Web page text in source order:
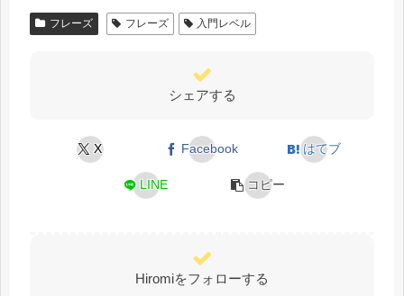
フレーズ フレーズ 入門レベル
シェアする
X Facebook はてブ
LINE コピー
Hiromiをフォローする